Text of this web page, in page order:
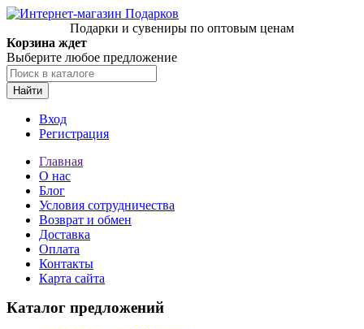
Подарки и сувениры по оптовым ценам
Корзина ждет
Выберите любое предложение
Найти
Вход
Регистрация
Главная
О нас
Блог
Условия сотрудничества
Возврат и обмен
Доставка
Оплата
Контакты
Карта сайта
Каталог предложений